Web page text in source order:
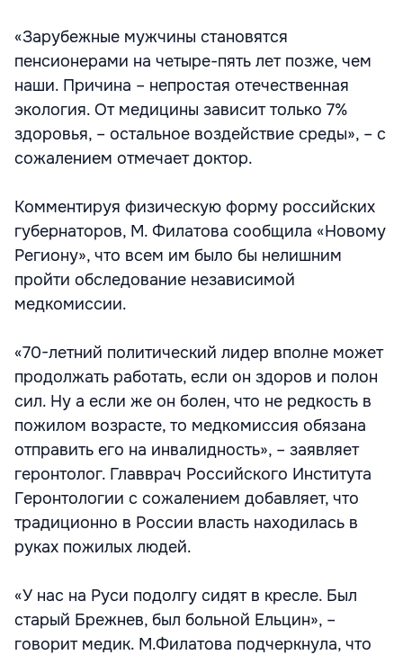
«Зарубежные мужчины становятся
пенсионерами на четыре-пять лет позже, чем
наши. Причина – непростая отечественная
экология. От медицины зависит только 7%
здоровья, – остальное воздействие среды», – с
сожалением отмечает доктор.
Комментируя физическую форму российских
губернаторов, М. Филатова сообщила «Новому
Региону», что всем им было бы нелишним
пройти обследование независимой
медкомиссии.
«70-летний политический лидер вполне может
продолжать работать, если он здоров и полон
сил. Ну а если же он болен, что не редкость в
пожилом возрасте, то медкомиссия обязана
отправить его на инвалидность», – заявляет
геронтолог. Главврач Российского Института
Геронтологии с сожалением добавляет, что
традиционно в России власть находилась в
руках пожилых людей.
«У нас на Руси подолгу сидят в кресле. Был
старый Брежнев, был больной Ельцин», –
говорит медик. М.Филатова подчеркнула, что